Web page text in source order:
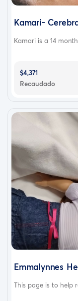
Kamari-
Kamari is a 14
$4,371
Recaudado
Emmalynnes
This page is to help